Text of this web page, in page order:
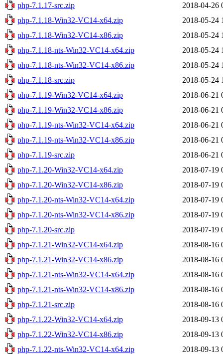
php-7.1.17-src.zip
2018-04-26
php-7.1.18-Win32-VC14-x64.zip
2018-05-24
php-7.1.18-Win32-VC14-x86.zip
2018-05-24
php-7.1.18-nts-Win32-VC14-x64.zip
2018-05-24
php-7.1.18-nts-Win32-VC14-x86.zip
2018-05-24
php-7.1.18-src.zip
2018-05-24
php-7.1.19-Win32-VC14-x64.zip
2018-06-21
php-7.1.19-Win32-VC14-x86.zip
2018-06-21
php-7.1.19-nts-Win32-VC14-x64.zip
2018-06-21
php-7.1.19-nts-Win32-VC14-x86.zip
2018-06-21
php-7.1.19-src.zip
2018-06-21
php-7.1.20-Win32-VC14-x64.zip
2018-07-19
php-7.1.20-Win32-VC14-x86.zip
2018-07-19
php-7.1.20-nts-Win32-VC14-x64.zip
2018-07-19
php-7.1.20-nts-Win32-VC14-x86.zip
2018-07-19
php-7.1.20-src.zip
2018-07-19
php-7.1.21-Win32-VC14-x64.zip
2018-08-16
php-7.1.21-Win32-VC14-x86.zip
2018-08-16
php-7.1.21-nts-Win32-VC14-x64.zip
2018-08-16
php-7.1.21-nts-Win32-VC14-x86.zip
2018-08-16
php-7.1.21-src.zip
2018-08-16
php-7.1.22-Win32-VC14-x64.zip
2018-09-13
php-7.1.22-Win32-VC14-x86.zip
2018-09-13
php-7.1.22-nts-Win32-VC14-x64.zip
2018-09-13